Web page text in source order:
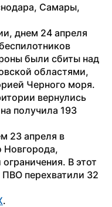
Самары,
днем 24 апреля
были сбиты над
областями,
Черного моря.
вернулись
получила 193
23 апреля в
Новгорода,
В этот
перехватили 32
.